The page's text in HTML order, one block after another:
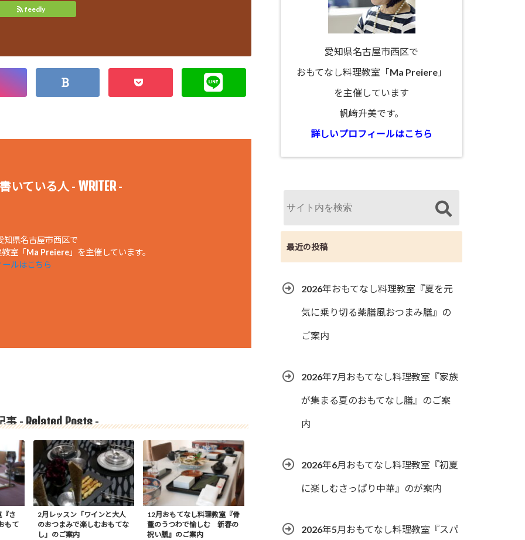
feedly
いている人 - WRITER-
県名古屋市西区で
室「Ma Preiere」を主催しています。
ルはこちら
事 -Related Posts-
さ
もて
2月レッスン「ワインと大人
のおつまみで楽しむおもてな
し」のご案内
12月おもてなし料理教室『骨
董のうつわで愉しむ 新春の
祝い膳』のご案内
愛知県名古屋市西区で
おもてなし料理教室「Ma Preiere」
を主催しています
帆﨑升美です。
詳しいプロフィールはこちら
最近の投稿
2026年おもてなし料理教室『夏を元
気に乗り切る薬膳風おつまみ膳』の
ご案内
2026年7月おもてなし料理教室『家族
が集まる夏のおもてなし膳』のご案
内
2026年6月おもてなし料理教室『初夏
に楽しむさっぱり中華』のが案内
2026年5月おもてなし料理教室『スパ